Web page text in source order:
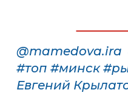
@mamedova.ira
#топ #минск
Евгений